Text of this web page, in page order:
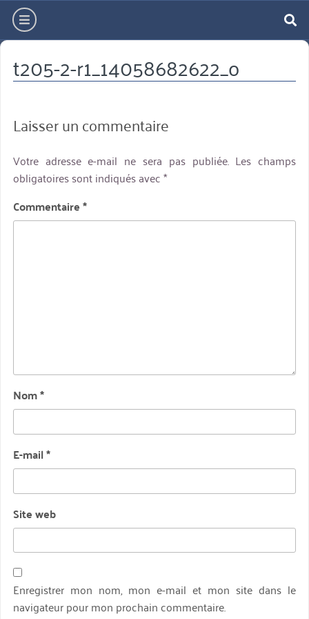
Aller
directement
au
contenu
hamburger
t205-2-r1_14058682622_o
Laisser un commentaire
Votre adresse e-mail ne sera pas publiée. Les champs
obligatoires sont indiqués avec*
Commentaire*
Nom*
E-mail*
Site web
Enregistrer mon nom, mon e-mail et mon site dans le
navigateur pour mon prochain commentaire.